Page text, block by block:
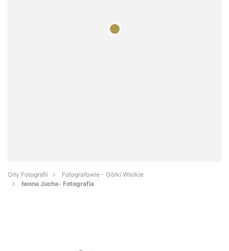
Orły Fotografii
Fotografowie - Górki Wielkie
Iwona Jucha- Fotografia